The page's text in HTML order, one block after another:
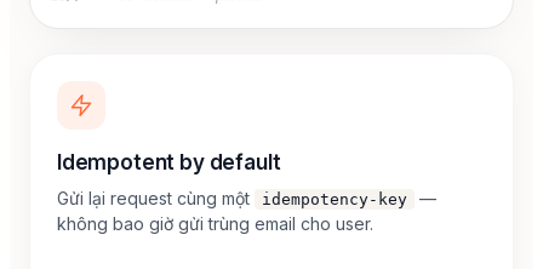
Idempotent by default
Gửi lại request cùng một idempotency-key
—
không bao giờ gửi trùng email cho user.